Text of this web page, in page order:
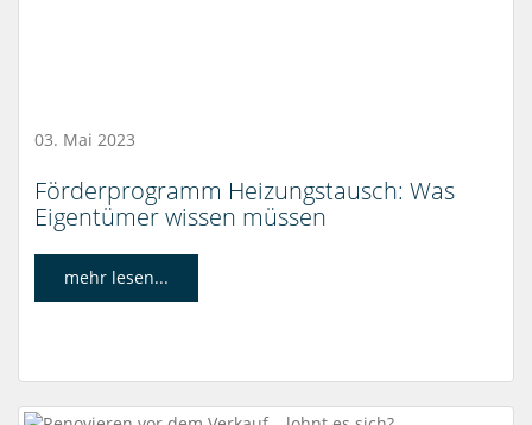
03. Mai 2023
Förderprogramm Heizungstausch: Was
Eigentümer wissen müssen
mehr lesen...